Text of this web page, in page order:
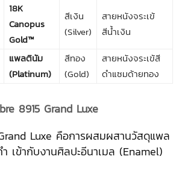
18K
Canopus
Gold™
สีเงิน
(Silver)
สายหนังจระเข้
สีน้ำเงิน
แพลตินัม
(Platinum)
สีทอง
(Gold)
สายหนังจระเข้สี
ดำแซมด้ายทอง
8915 Grand Luxe
Luxe คือการผสมผสานวัสดุแพล
เข้ากับงานศิลปะอีนาเมล (Enamel)